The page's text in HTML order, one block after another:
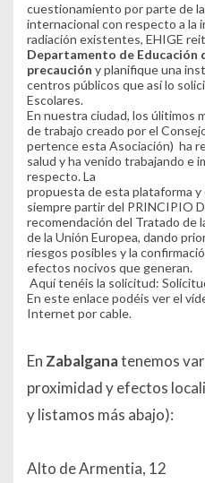
cuestionamiento por parte de
internacional con respecto a la
radiación existentes, EHIGE
Departamento de Educación
precaución y planifique una
centros públicos que así lo
Escolares.
En nuestra ciudad, los úlitimos
de trabajo creado por el
pertence esta Asociación) ha
salud y ha venido trabajando e
respecto. La
propuesta de esta plataforma y
siempre partir del PRINCIPIO
recomendación del Tratado de
de la Unión Europea, dando
riesgos posibles y la
efectos nocivos que generan.
Aquí tenéis la solicitud:
En este enlacepodéis ver el
Internet por cable.
En Zabalganatenemos
proximidad y efectos
y listamos más abajo):
Alto de Armentia, 12